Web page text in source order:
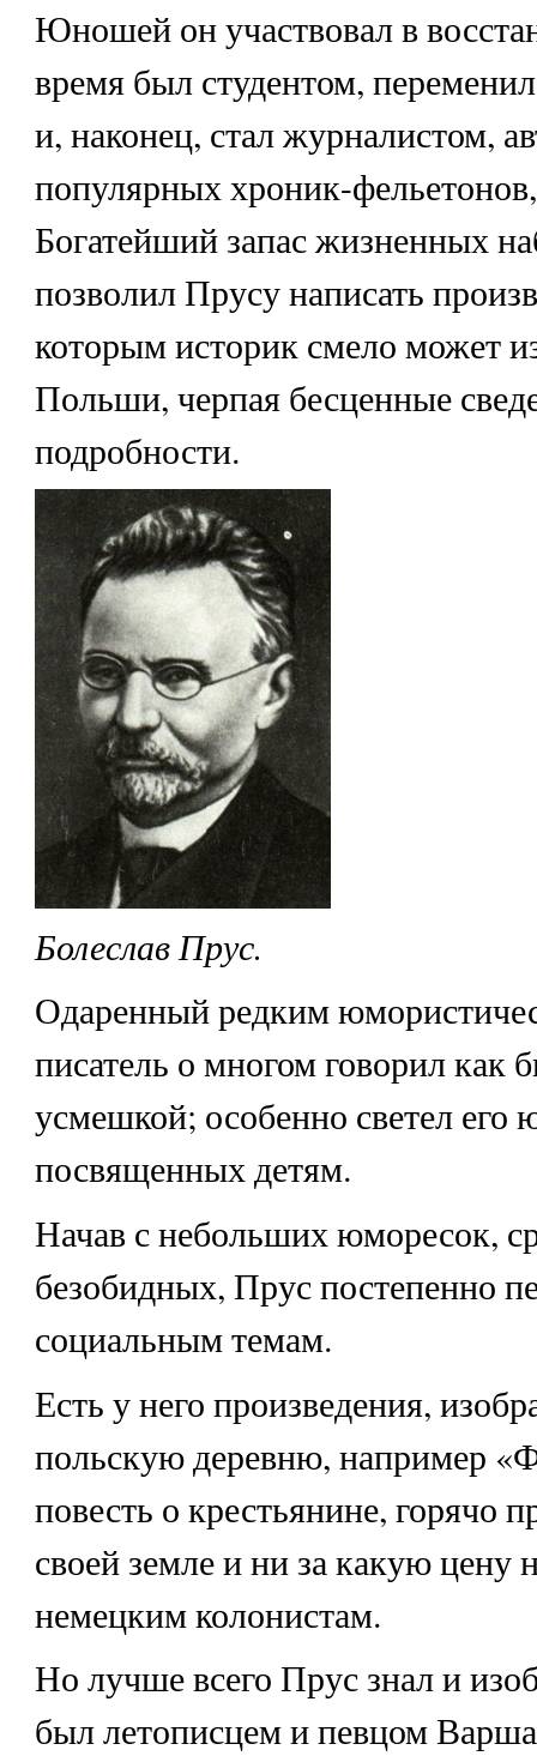
Юношей он участвовал в
время был студентом,
и, наконец, стал журналистом,
популярных хроник-
Богатейший запас жизненных
позволил Прусу написать
которым историк смело может
Польши, черпая бесценные
подробности.
Болеслав Прус.
Одаренный редким
писатель о многом говорил как
усмешкой; особенно светел его
посвященных детям.
Начав с небольших юморесок,
безобидных, Прус постепенно
социальным темам.
Есть у него произведения,
польскую деревню, например
повесть о крестьянине, горячо
своей земле и ни за какую цену
немецким колонистам.
Но лучше всего Прус знал и
был летописцем и певцом